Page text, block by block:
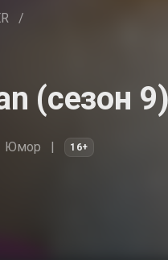
/
(сезон 9)
Юмор 16+